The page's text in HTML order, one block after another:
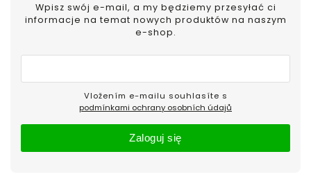
Wpisz swój e-mail, a my będziemy przesyłać ci
informacje na temat nowych produktów na naszym
e-shop.
podmínkami ochrany osobních údajů
Zaloguj się